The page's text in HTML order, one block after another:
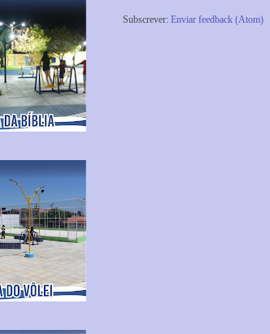
Subscrever: Enviar feedback (Atom)